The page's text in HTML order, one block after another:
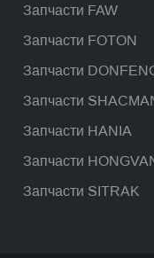
Запчасти FAW
Запчасти FOTON
Запчасти
Запчасти
Запчасти HANIA
Запчасти
Запчасти SITRAK